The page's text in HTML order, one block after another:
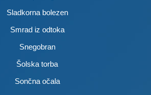
Sladkorna bolezen
Smrad iz odtoka
Snegobran
Šolska torba
Sončna očala